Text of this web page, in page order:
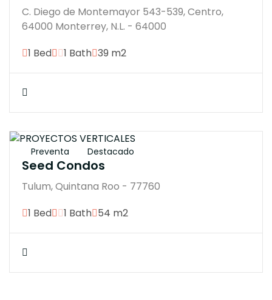
C. Diego de Montemayor 543-539, Centro,
64000 Monterrey, N.L. - 64000
1 Bed
1 Bath 39 m2
Preventa Destacado
Seed Condos
Tulum, Quintana Roo - 77760
1 Bed
1 Bath 54 m2